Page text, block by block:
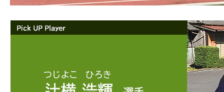
サステナビリティ
採用情報